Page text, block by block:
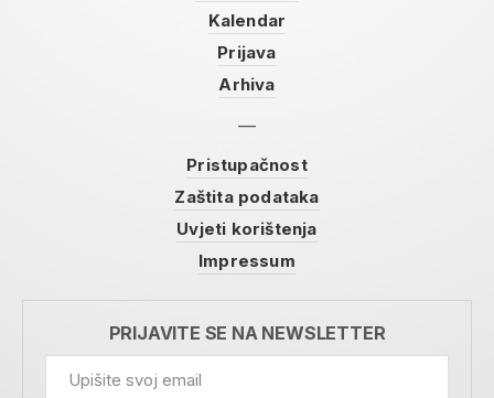
Kalendar
Prijava
Arhiva
Pristupačnost
Zaštita podataka
Uvjeti korištenja
Impressum
PRIJAVITE SE NA NEWSLETTER